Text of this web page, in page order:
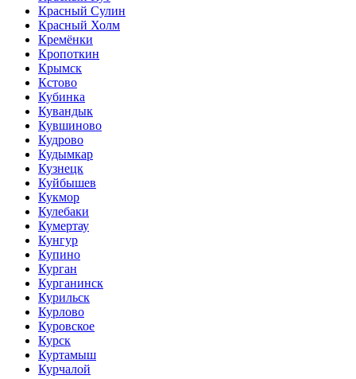
Красный Сулин
Красный Холм
Кремёнки
Кропоткин
Крымск
Кстово
Кубинка
Кувандык
Кувшиново
Кудрово
Кудымкар
Кузнецк
Куйбышев
Кукмор
Кулебаки
Кумертау
Кунгур
Купино
Курган
Курганинск
Курильск
Курлово
Куровское
Курск
Куртамыш
Курчалой